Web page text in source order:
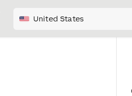
United States